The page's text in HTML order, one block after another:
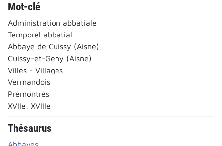
Mot-clé
Administration abbatiale
Temporel abbatial
Abbaye de Cuissy (Aisne)
Cuissy-et-Geny (Aisne)
Villes - Villages
Vermandois
Prémontrés
XVIIe, XVIIIe
Thésaurus
Abbayes